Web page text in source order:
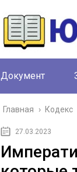
Документ
Главная › Кодекс
27.03.2023